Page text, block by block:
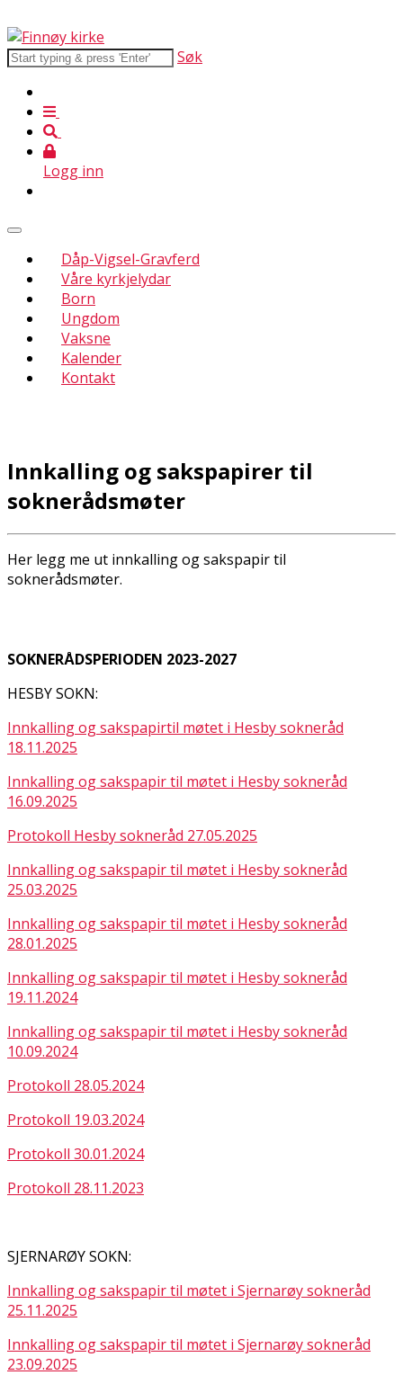
Søk
Logg inn
Dåp-Vigsel-Gravferd
Våre kyrkjelydar
Born
Ungdom
Vaksne
Kalender
Kontakt
Innkalling og sakspapirer til
soknerådsmøter
Her legg me ut innkalling og sakspapir til
soknerådsmøter.
SOKNERÅDSPERIODEN 2023-2027
HESBY SOKN:
Innkalling og sakspapirtil møtet i Hesby sokneråd
18.11.2025
Innkalling og sakspapir til møtet i Hesby sokneråd
16.09.2025
Protokoll Hesby sokneråd 27.05.2025
Innkalling og sakspapir til møtet i Hesby sokneråd
25.03.2025
Innkalling og sakspapir til møtet i Hesby sokneråd
28.01.2025
Innkalling og sakspapir til møtet i Hesby sokneråd
19.11.2024
Innkalling og sakspapir til møtet i Hesby sokneråd
10.09.2024
Protokoll 28.05.2024
Protokoll 19.03.2024
Protokoll 30.01.2024
Protokoll 28.11.2023
SJERNARØY SOKN:
Innkalling og sakspapir til møtet i Sjernarøy sokneråd
25.11.2025
Innkalling og sakspapir til møtet i Sjernarøy sokneråd
23.09.2025